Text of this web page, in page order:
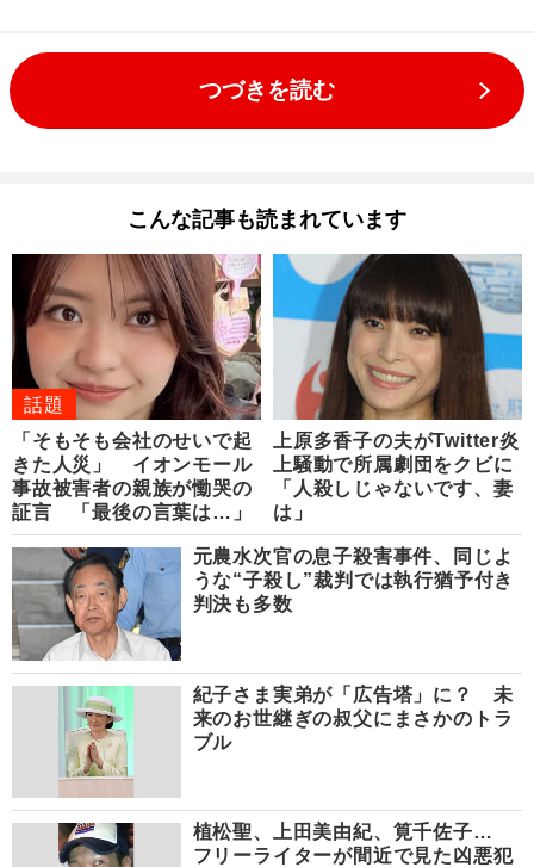
つづきを読む
こんな記事も読まれています
話題
「そもそも会社のせいで起
きた人災」 イオンモール
事故被害者の親族が慟哭の
証言 「最後の言葉は…」
上原多香子の夫がTwitter炎
上騒動で所属劇団をクビに
「人殺しじゃないです、妻
は」
元農水次官の息子殺害事件、同じよ
うな“子殺し”裁判では執行猶予付き
判決も多数
紀子さま実弟が「広告塔」に？ 未
来のお世継ぎの叔父にまさかのトラ
ブル
植松聖、上田美由紀、筧千佐子…
フリーライターが間近で見た凶悪犯